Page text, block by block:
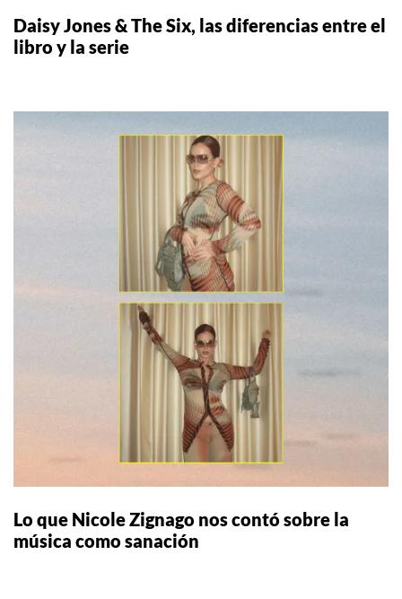
Daisy Jones & The Six, las diferencias entre el
libro y la serie
Lo que Nicole Zignago nos contó sobre la
música como sanación